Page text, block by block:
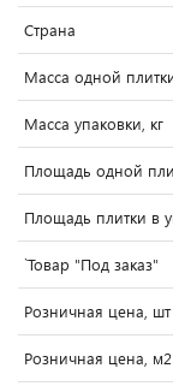
Страна
Масса одной
Масса упаковки, кг
Площадь одной
Площадь плитки в
`Товар "Под заказ"
Розничная цена, шт
Розничная цена, м2